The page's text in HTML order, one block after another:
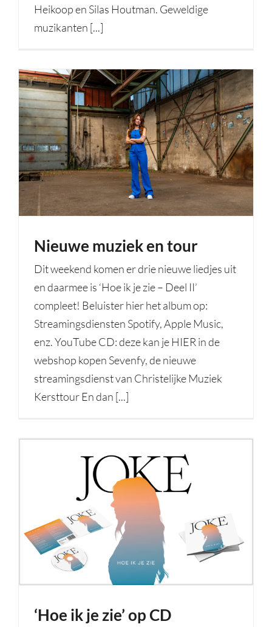
Heikoop en Silas Houtman. Geweldige
muzikanten [...]
Nieuwe muziek en tour
Dit weekend komen er drie nieuwe liedjes uit
en daarmee is ‘Hoe ik je zie – Deel II’
compleet! Beluister hier het album op:
Streamingsdiensten Spotify, Apple Music,
enz. YouTube CD: deze kan je HIER in de
webshop kopen Sevenfy, de nieuwe
streamingsdienst van Christelijke Muziek
Kersttour En dan [...]
‘Hoe ik je zie’ op CD